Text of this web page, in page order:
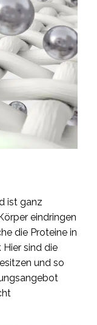
ist ganz
eindringen
die Proteine in
sind die
und so